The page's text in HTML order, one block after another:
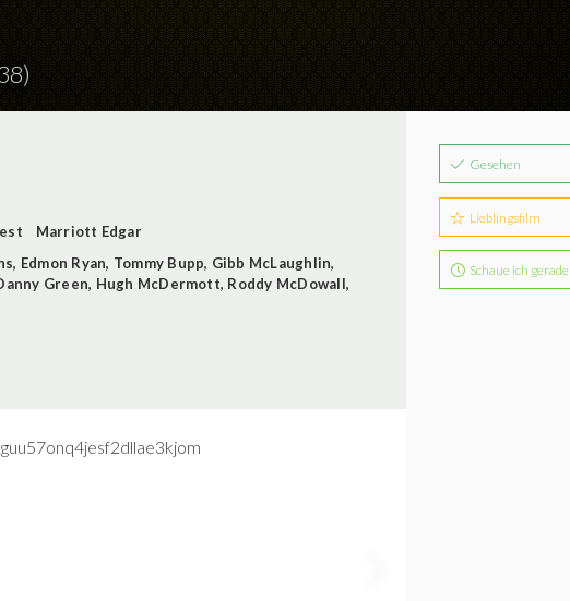
Marriott Edgar
, Edmon Ryan, Tommy Bupp, Gibb McLaughlin,
Green, Hugh McDermott, Roddy McDowall,
Gesehen
Lieblingsfilm
Schaue ich gerade